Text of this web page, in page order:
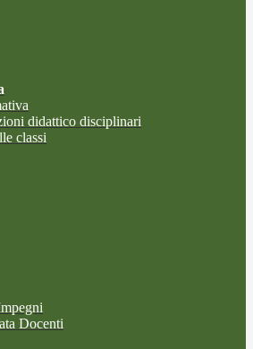
didattico disciplinari
classi
Docenti